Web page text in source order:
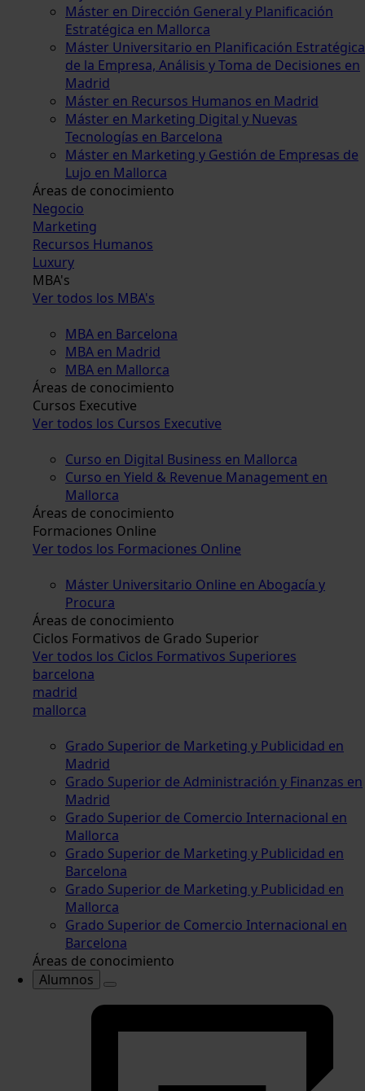
Máster en Dirección General y Planificación
Estratégica en Mallorca
Máster Universitario en Planificación Estratégica
de la Empresa, Análisis y Toma de Decisiones en
Madrid
Máster en Recursos Humanos en Madrid
Máster en Marketing Digital y Nuevas
Tecnologías en Barcelona
Máster en Marketing y Gestión de Empresas de
Lujo en Mallorca
Áreas de conocimiento
Negocio
Marketing
Recursos Humanos
Luxury
MBA's
Ver todos los MBA's
MBA en Barcelona
MBA en Madrid
MBA en Mallorca
Áreas de conocimiento
Cursos Executive
Ver todos los Cursos Executive
Curso en Digital Business en Mallorca
Curso en Yield & Revenue Management en
Mallorca
Áreas de conocimiento
Formaciones Online
Ver todos los Formaciones Online
Máster Universitario Online en Abogacía y
Procura
Áreas de conocimiento
Ciclos Formativos de Grado Superior
Ver todos los Ciclos Formativos Superiores
barcelona
madrid
mallorca
Grado Superior de Marketing y Publicidad en
Madrid
Grado Superior de Administración y Finanzas en
Madrid
Grado Superior de Comercio Internacional en
Mallorca
Grado Superior de Marketing y Publicidad en
Barcelona
Grado Superior de Marketing y Publicidad en
Mallorca
Grado Superior de Comercio Internacional en
Barcelona
Áreas de conocimiento
Alumnos